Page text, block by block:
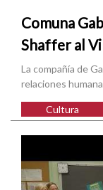
Comuna
Shaffer al
La compañía de
relaciones
Cultura